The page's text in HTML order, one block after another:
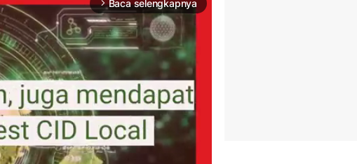
arrow_forward_ios Baca selengkapnya